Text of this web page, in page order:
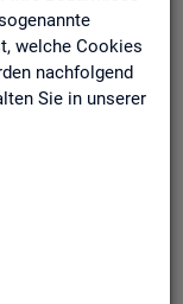
welche Cookies
nachfolgend
Sie in unserer
haben